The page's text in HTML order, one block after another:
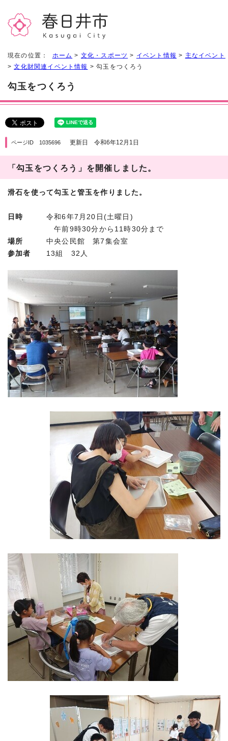
現在の位置： ホーム > 文化・スポーツ > イベント情報 > 主なイベント
>文化財関連イベント情報 > 勾玉をつくろう
勾玉をつくろう
ページID 1035696 更新日 令和6年12月1日
「勾玉をつくろう」を開催しました。
滑石を使って勾玉と管玉を作りました。
日時 令和6年7月20日(土曜日)
午前9時30分から11時30分まで
場所 中央公民館 第7集会室
参加者
13組 32人